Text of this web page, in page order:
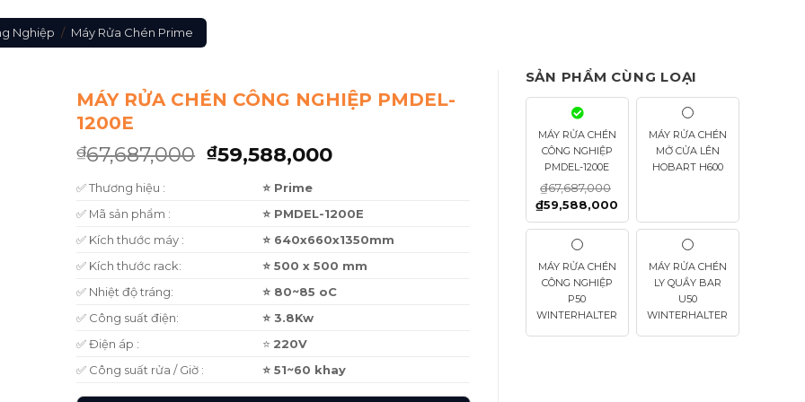
Nghiệp / Máy Rửa Chén Prime
MÁY RỬA CHÉN CÔNG NGHIỆP PMDEL-
1200E
₫67,687,000 ₫59,588,000
✅ Thương hiệu :
⭐ Prime
✅ Mã sản phẩm :
⭐ PMDEL-1200E
✅ Kích thước máy :
⭐ 640x660x1350mm
✅ Kích thước rack:
⭐ 500 x 500 mm
✅ Nhiệt độ tráng:
⭐ 80~85 oC
✅ Công suất điện:
⭐ 3.8Kw
✅ Điện áp :
⭐ 220V
✅ Công suất rửa / Giờ :
⭐ 51~60 khay
SẢN PHẨM CÙNG LOẠI
MÁY RỬA CHÉN
CÔNG NGHIỆP
PMDEL-1200E
₫67,687,000
₫59,588,000
MÁY RỬA CHÉN
MỞ CỬA LÊN
HOBART H600
MÁY RỬA CHÉN
CÔNG NGHIỆP
P50
WINTERHALTER
MÁY RỬA CHÉN
LY QUẦY BAR
U50
WINTERHALTER